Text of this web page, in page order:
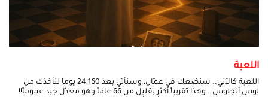
اللعبة
اللعبة كالآتي.. سنضعك في عمّان، وسنأتي بعد 24,160 يوماً لنأخذك من
لوس أنجلوس.. وهذا تقريباً أكثر بقليل من 66 عاماً وهو معدّل جيد عموماً!!